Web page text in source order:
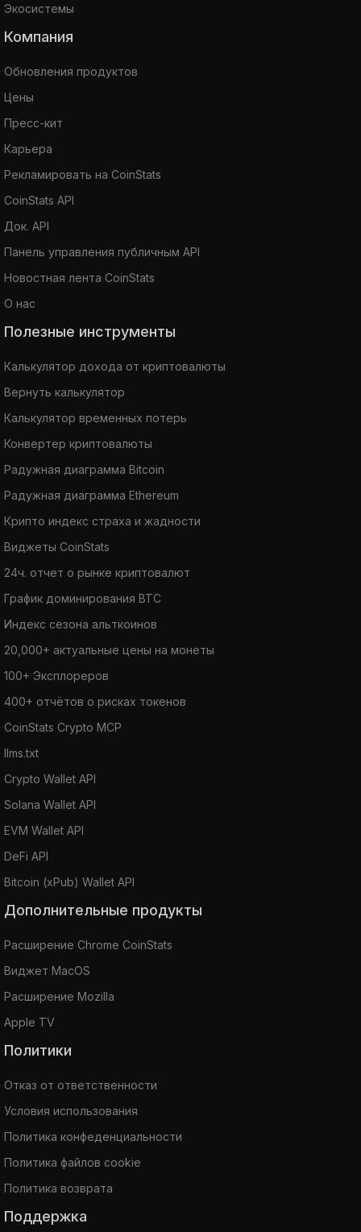
Экосистемы
Компания
Обновления продуктов
Цены
Пресс-кит
Карьера
Рекламировать на CoinStats
CoinStats API
Док. API
Панель управления публичным API
Новостная лента CoinStats
О нас
Полезные инструменты
Калькулятор дохода от криптовалюты
Вернуть калькулятор
Калькулятор временных потерь
Конвертер криптовалюты
Радужная диаграмма Bitcoin
Радужная диаграмма Ethereum
Крипто индекс страха и жадности
Виджеты CoinStats
24ч. отчет о рынке криптовалют
График доминирования BTC
Индекс сезона альткоинов
20,000+ актуальные цены на монеты
100+ Эксплореров
400+ отчётов о рисках токенов
CoinStats Crypto MCP
llms.txt
Crypto Wallet API
Solana Wallet API
EVM Wallet API
DeFi API
Bitcoin (xPub) Wallet API
Дополнительные продукты
Расширение Chrome CoinStats
Виджет MacOS
Расширение Mozilla
Apple TV
Политики
Отказ от ответственности
Условия использования
Политика конфеденциальности
Политика файлов cookie
Политика возврата
Поддержка